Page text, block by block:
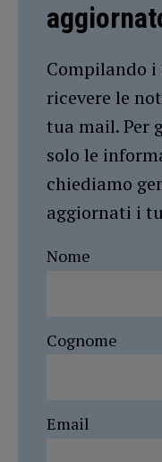
Compilando
ricevere le
tua mail. Per
solo le
chiediamo
aggiornati i
Nome
Cognome
Email